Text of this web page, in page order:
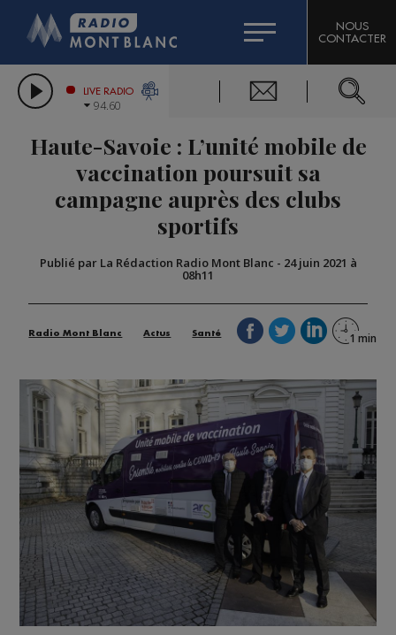
LES CHRONIQUES DE L'EXPERT
CITIZEN MACHINERY
GRAND MASSIF DOMAINES SKIABLES
BIGARD
COMPAGNIE DU MONT-BLANC
NOUS
CONTACTER
LIVE RADIO
94.60
Haute-Savoie : L’unité mobile de
vaccination poursuit sa
campagne auprès des clubs
sportifs
Publié par La Rédaction Radio Mont Blanc - 24 juin 2021 à
08h11
Radio Mont Blanc Actus Santé